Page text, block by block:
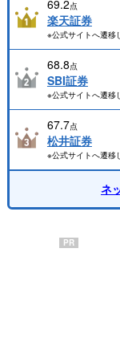
69.2点
楽天証券
※公式サイトへ遷移
68.8点
SBI証券
※公式サイトへ遷移
67.7点
松井証券
※公式サイトへ遷移
ネ
PR